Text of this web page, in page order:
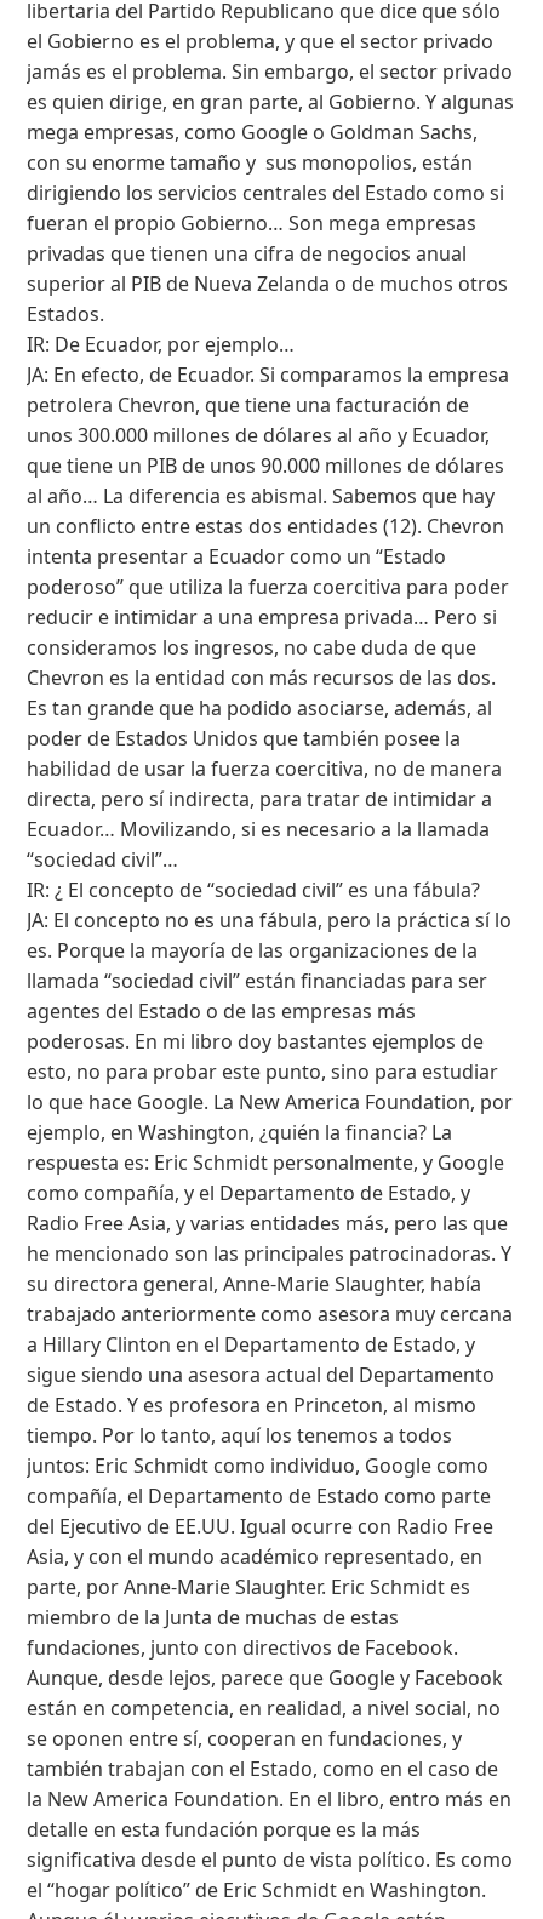
libertaria del Partido Republicano que dice que sólo
el Gobierno es el problema, y que el sector privado
jamás es el problema. Sin embargo, el sector privado
es quien dirige, en gran parte, al Gobierno. Y algunas
mega empresas, como Google o Goldman Sachs,
con su enorme tamaño y sus monopolios, están
dirigiendo los servicios centrales del Estado como si
fueran el propio Gobierno… Son mega empresas
privadas que tienen una cifra de negocios anual
superior al PIB de Nueva Zelanda o de muchos otros
Estados.
IR: De Ecuador, por ejemplo…
JA: En efecto, de Ecuador. Si comparamos la empresa
petrolera Chevron, que tiene una facturación de
unos 300.000 millones de dólares al año y Ecuador,
que tiene un PIB de unos 90.000 millones de dólares
al año… La diferencia es abismal. Sabemos que hay
un conflicto entre estas dos entidades (12). Chevron
intenta presentar a Ecuador como un “Estado
poderoso” que utiliza la fuerza coercitiva para poder
reducir e intimidar a una empresa privada… Pero si
consideramos los ingresos, no cabe duda de que
Chevron es la entidad con más recursos de las dos.
Es tan grande que ha podido asociarse, además, al
poder de Estados Unidos que también posee la
habilidad de usar la fuerza coercitiva, no de manera
directa, pero sí indirecta, para tratar de intimidar a
Ecuador… Movilizando, si es necesario a la llamada
“sociedad civil”…
IR: ¿ El concepto de “sociedad civil” es una fábula?
JA: El concepto no es una fábula, pero la práctica sí lo
es. Porque la mayoría de las organizaciones de la
llamada “sociedad civil” están financiadas para ser
agentes del Estado o de las empresas más
poderosas. En mi libro doy bastantes ejemplos de
esto, no para probar este punto, sino para estudiar
lo que hace Google. La New America Foundation, por
ejemplo, en Washington, ¿quién la financia? La
respuesta es: Eric Schmidt personalmente, y Google
como compañía, y el Departamento de Estado, y
Radio Free Asia, y varias entidades más, pero las que
he mencionado son las principales patrocinadoras. Y
su directora general, Anne-Marie Slaughter, había
trabajado anteriormente como asesora muy cercana
a Hillary Clinton en el Departamento de Estado, y
sigue siendo una asesora actual del Departamento
de Estado. Y es profesora en Princeton, al mismo
tiempo. Por lo tanto, aquí los tenemos a todos
juntos: Eric Schmidt como individuo, Google como
compañía, el Departamento de Estado como parte
del Ejecutivo de EE.UU. Igual ocurre con Radio Free
Asia, y con el mundo académico representado, en
parte, por Anne-Marie Slaughter. Eric Schmidt es
miembro de la Junta de muchas de estas
fundaciones, junto con directivos de Facebook.
Aunque, desde lejos, parece que Google y Facebook
están en competencia, en realidad, a nivel social, no
se oponen entre sí, cooperan en fundaciones, y
también trabajan con el Estado, como en el caso de
la New America Foundation. En el libro, entro más en
detalle en esta fundación porque es la más
significativa desde el punto de vista político. Es como
el “hogar político” de Eric Schmidt en Washington.